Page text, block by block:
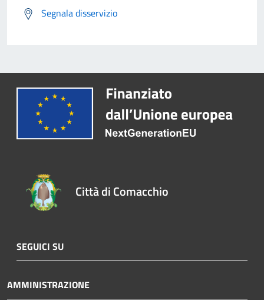
Segnala disservizio
Città di Comacchio
SEGUICI SU
AMMINISTRAZIONE